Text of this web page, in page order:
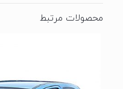
محصولات مرتبط